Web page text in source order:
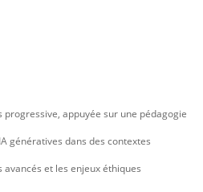
appuyée sur une pédagogie
génératives dans des contextes
et les enjeux éthiques